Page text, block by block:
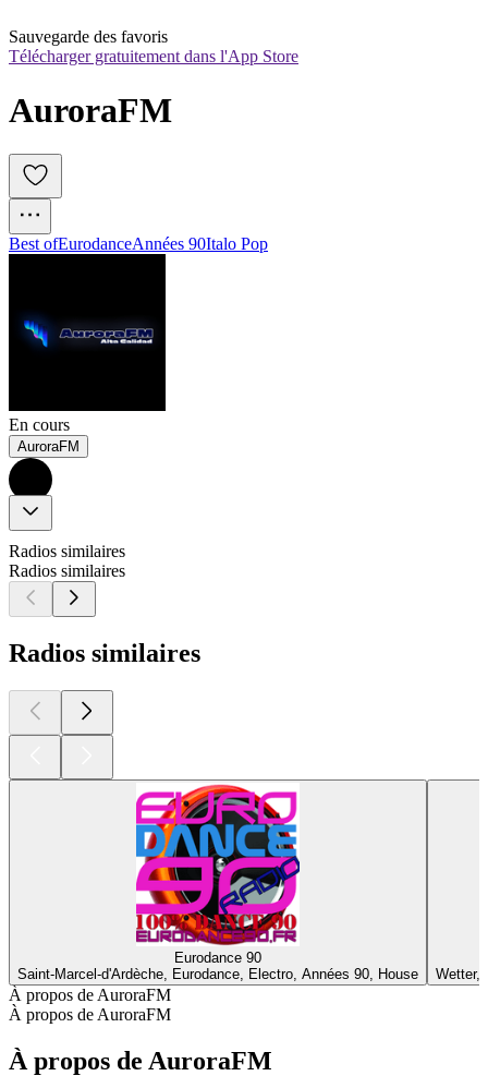
Sauvegarde des favoris
Télécharger gratuitement dans l'App Store
AuroraFM
Best ofEurodanceAnnées 90Italo Pop
En cours
AuroraFM
Radios similaires
Radios similaires
Radios similaires
Eurodance 90
Saint-Marcel-d'Ardèche, Eurodance, Electro, Années 90, House
Wetter,
À propos de AuroraFM
À propos de AuroraFM
À propos de AuroraFM